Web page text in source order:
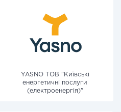
YASNO ТОВ "Київські
енергетичні послуги
(електроенергія)"